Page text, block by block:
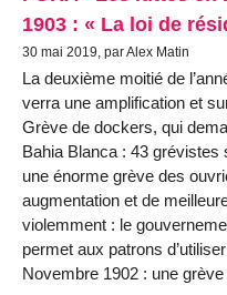
1903 : « La loi de
30 mai 2019, par Alex Matin
La deuxième moitié de
verra une amplification et
Grève de dockers, qui
Bahia Blanca : 43 grévistes
une énorme grève des
augmentation et de
violemment : le
permet aux patrons
Novembre 1902 : une